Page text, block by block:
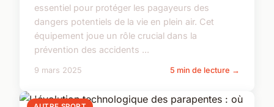
essentiel pour protéger les pagayeurs des
dangers potentiels de la vie en plein air. Cet
équipement joue un rôle crucial dans la
prévention des accidents ...
9 mars 2025 5 min de lecture →